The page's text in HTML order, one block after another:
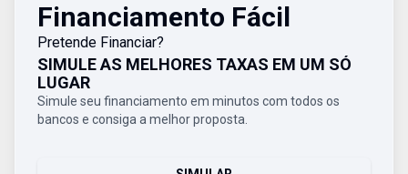
Financiamento Fácil
Pretende Financiar?
SIMULE AS MELHORES TAXAS EM UM SÓ
LUGAR
Simule seu financiamento em minutos com todos os
bancos e consiga a melhor proposta.